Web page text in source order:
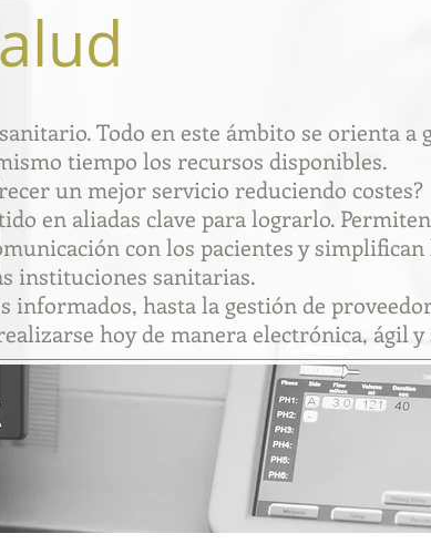
Todo en este ámbito se orienta a
tiempo los recursos disponibles.
un mejor servicio reduciendo costes?
en aliadas clave para lograrlo.
con los pacientes y simplifican
instituciones sanitarias.
hasta la gestión de
hoy de manera electrónica, ágil y